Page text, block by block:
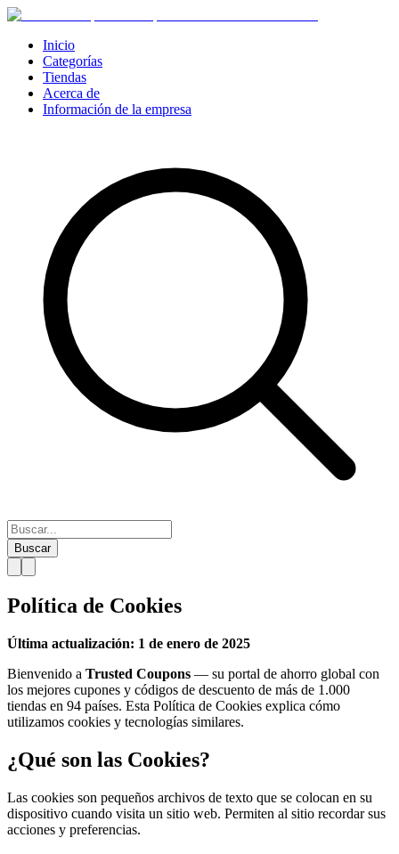
Inicio
Categorías
Tiendas
Acerca de
Información de la empresa
Buscar
Política de Cookies
Última actualización: 1 de enero de 2025
Bienvenido a Trusted Coupons — su portal de ahorro global con
los mejores cupones y códigos de descuento de más de 1.000
tiendas en 94 países. Esta Política de Cookies explica cómo
utilizamos cookies y tecnologías similares.
¿Qué son las Cookies?
Las cookies son pequeños archivos de texto que se colocan en su
dispositivo cuando visita un sitio web. Permiten al sitio recordar sus
acciones y preferencias.